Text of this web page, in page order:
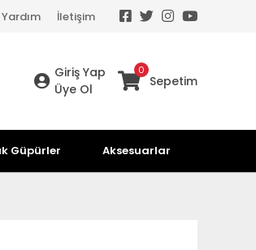
Yardım İletişim
Giriş Yap
Üye Ol
0
Sepetim
Güpürler Aksesuarlar